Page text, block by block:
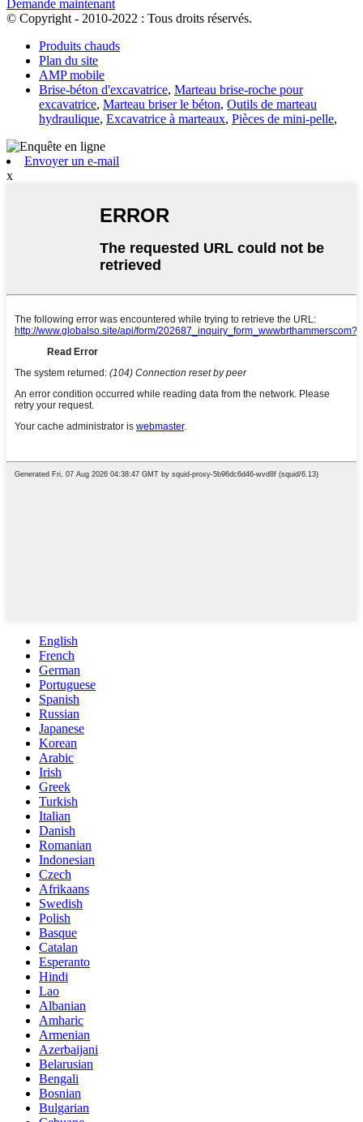
Demande maintenant
© Copyright - 2010-2022 : Tous droits réservés.
Produits chauds
Plan du site
AMP mobile
Brise-béton d'excavatrice, Marteau brise-roche pour
excavatrice, Marteau briser le béton, Outils de marteau
hydraulique, Excavatrice à marteaux, Pièces de mini-pelle,
Envoyer un e-mail
x
English
French
German
Portuguese
Spanish
Russian
Japanese
Korean
Arabic
Irish
Greek
Turkish
Italian
Danish
Romanian
Indonesian
Czech
Afrikaans
Swedish
Polish
Basque
Catalan
Esperanto
Hindi
Lao
Albanian
Amharic
Armenian
Azerbaijani
Belarusian
Bengali
Bosnian
Bulgarian